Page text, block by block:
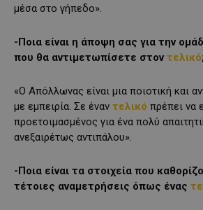
μέσα στο γήπεδο».
-Ποια είναι η άποψη σας για την
που θα αντιμετωπίσετε στον τελικό;
«Ο Απόλλωνας είναι μια ποιοτική και
με εμπειρία. Σε έναν τελικό πρέπει να
προετοιμασμένος για ένα πολύ
ανεξαιρέτως αντιπάλου».
-Ποια είναι τα στοιχεία που
τέτοιες αναμετρήσεις όπως ένας